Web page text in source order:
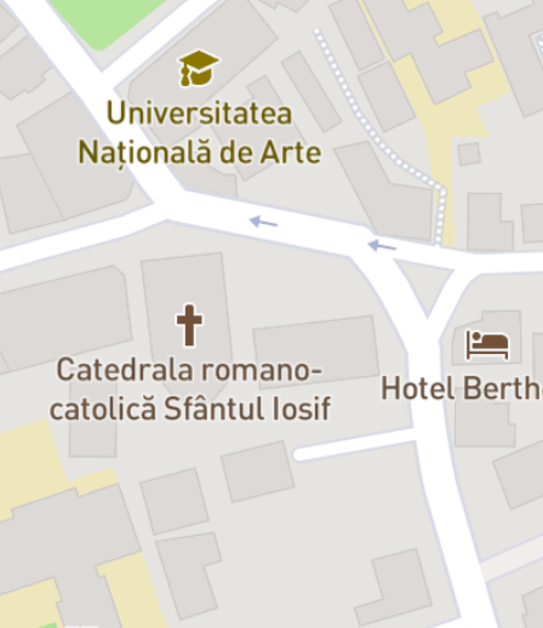
==================
Informații utile pentru public:
Locuri limitate
☼ Intrarea publicului seface începând cu 30 de minute înainte de
ora anunţată a evenimentului.
☼ La ora anunţată, locurile rezervate și neocupatesepierd, fiind
oferite doritorilor fără rezervări.
☼ Evenimentele artistice încep efectiv la 15–30 de minute după
este permis accesul persoanelor aflate în stare de ebrietate
sau nepotrivite cu atmosfera culturală promovată de Green.
☼ Vă rugăm ca în timpul evenimentului să țineți telefoanele
închise și să păstrați liniștea, în semn de respect față de artiști și
public.